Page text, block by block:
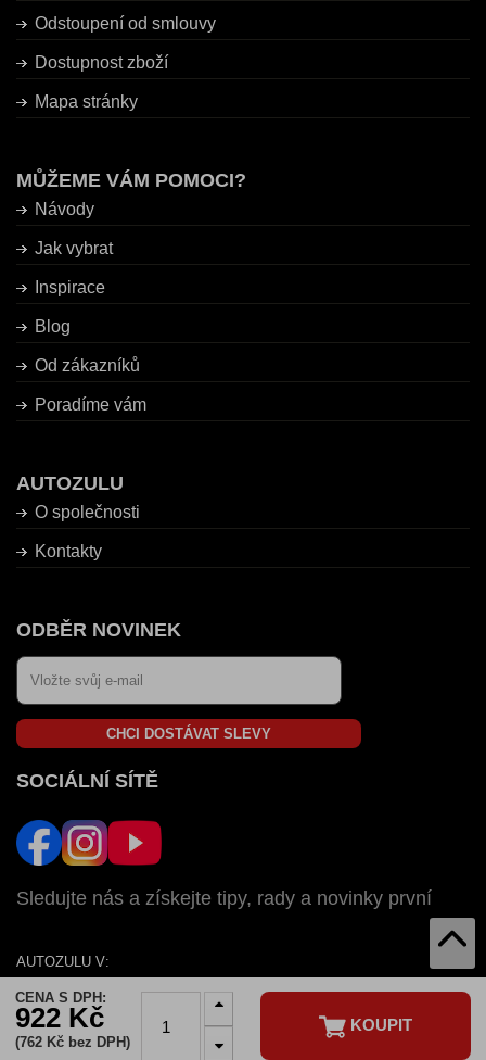
CENA S DPH:
922 Kč
(762 Kč bez DPH)
KOUPIT
Odstoupení od smlouvy
Dostupnost zboží
Mapa stránky
MŮŽEME VÁM POMOCI?
Návody
Jak vybrat
Inspirace
Blog
Od zákazníků
Poradíme vám
AUTOZULU
O společnosti
Kontakty
ODBĚR NOVINEK
CHCI DOSTÁVAT SLEVY
SOCIÁLNÍ SÍTĚ
Sledujte nás a získejte tipy, rady a novinky první
AUTOZULU V:
SKCZ ROBG
© 2026 Autozulu.cz - Všechna práva vyhradené